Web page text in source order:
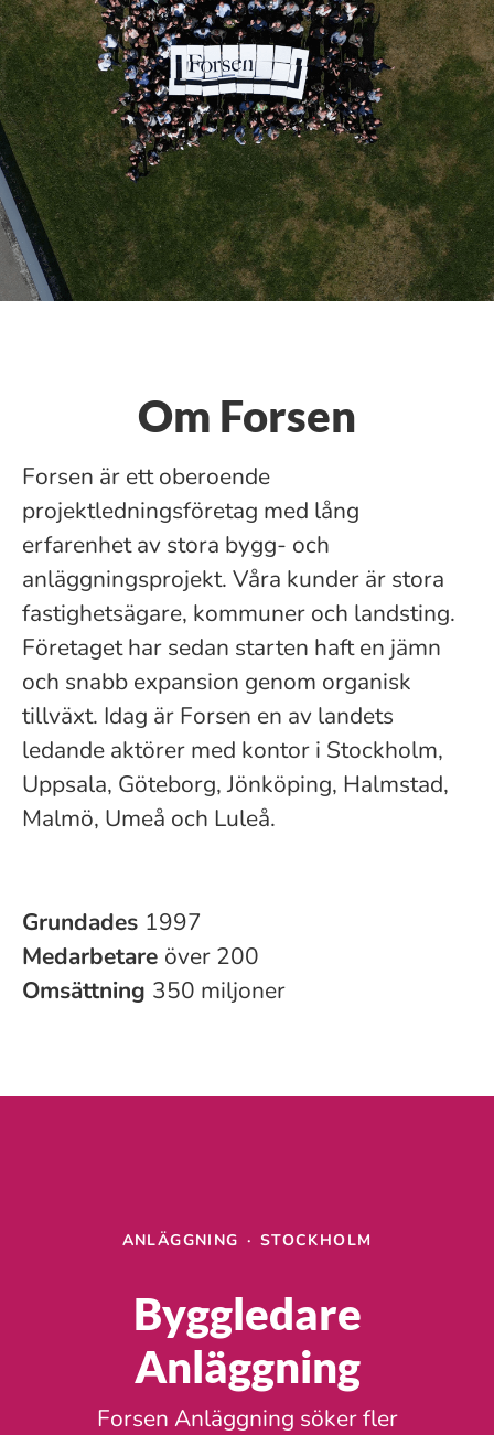
Om Forsen
Forsen är ett oberoende
projektledningsföretag med lång
erfarenhet av stora bygg- och
anläggningsprojekt. Våra kunder är stora
fastighetsägare, kommuner och landsting.
Företaget har sedan starten haft en jämn
och snabb expansion genom organisk
tillväxt. Idag är Forsen en av landets
ledande aktörer med kontor i Stockholm,
Uppsala, Göteborg, Jönköping, Halmstad,
Malmö, Umeå och Luleå.
Grundades 1997
Medarbetare över 200
Omsättning 350 miljoner
ANLÄGGNING · STOCKHOLM
Byggledare
Anläggning
Forsen Anläggning söker fler